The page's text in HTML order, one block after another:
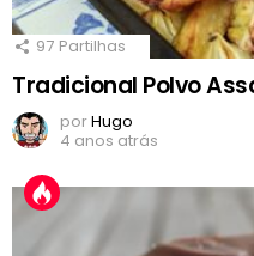
97 Partilhas
Tradicional Polvo
porHugo
4 anos atrás